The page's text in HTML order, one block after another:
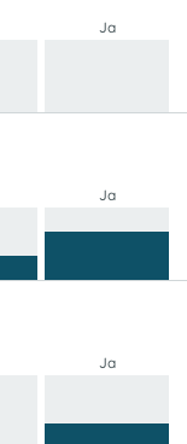
Ja
Ja
Ja